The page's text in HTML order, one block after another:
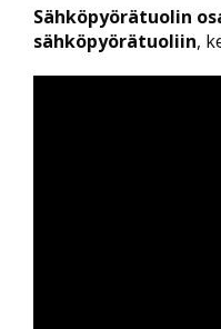
Sähköpyörätuolin
sähköpyörätuoliin,